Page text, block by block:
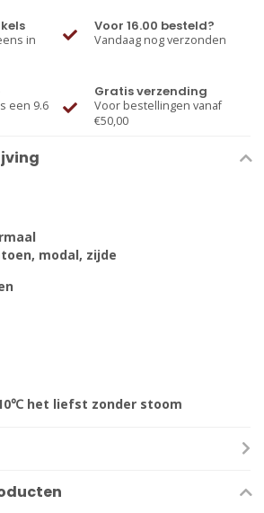
in
Voor 16.00 besteld?
Vandaag nog verzonden
een 9.6
Gratis verzending
Voor bestellingen vanaf
€50,00
modal, zijde
het liefst zonder stoom